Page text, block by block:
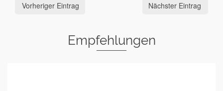
Vorheriger Eintrag Nächster Eintrag
Empfehlungen